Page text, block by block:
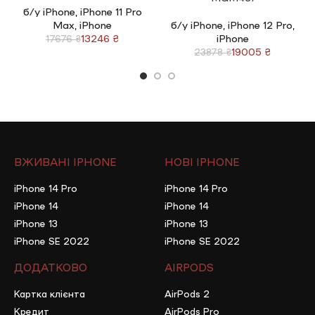
відбувається онлайн і займає всього 5 хвилин. Важливо,
щоб у вас був відкритий ліміт на оплату частинами у Mono
Ви можете замовити ґаджет належним платежем та
б/у iPhone, iPhone 11 Pro
Max iPhone
17676₴13246 ₴
б/у iPhone, iPhone 12 Pro
iPhone
23878₴19005 ₴
ВЖИВАНІ IPHONE
iPhone 14 Pro
iPhone 14
iPhone 13
iPhone SE 2022
НОВІ IPHONE
iPhone 14 Pro
iPhone 14
iPhone 13
iPhone SE 2022
ДОДАТКОВО
Картка клієнта
Кредит
AIRPODS
AirPods 2
AirPods Pro